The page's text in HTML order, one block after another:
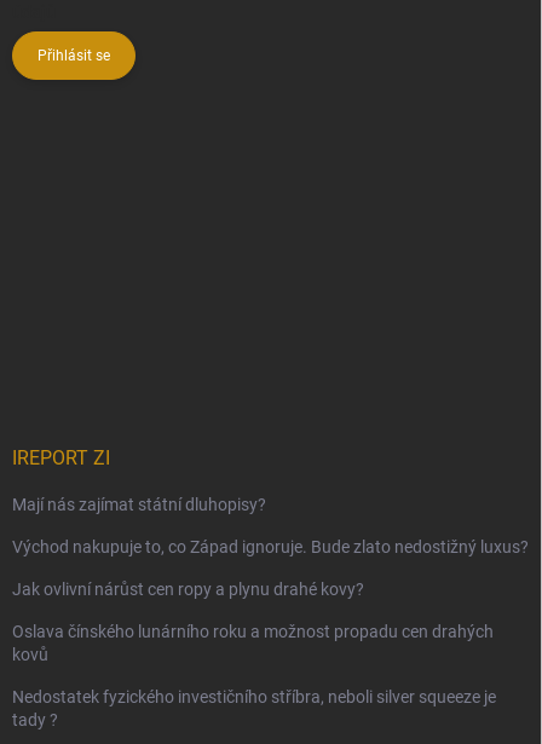
Přihlásit se
IREPORT ZI
Mají nás zajímat státní dluhopisy?
Východ nakupuje to, co Západ ignoruje. Bude zlato nedostižný luxus?
Jak ovlivní nárůst cen ropy a plynu drahé kovy?
Oslava čínského lunárního roku a možnost propadu cen drahých
kovů
Nedostatek fyzického investičního stříbra, neboli silver squeeze je
tady ?